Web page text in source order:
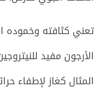
تعني كثافته وخموده
الأرجون مفيد
المثال كغاز لإطفاء